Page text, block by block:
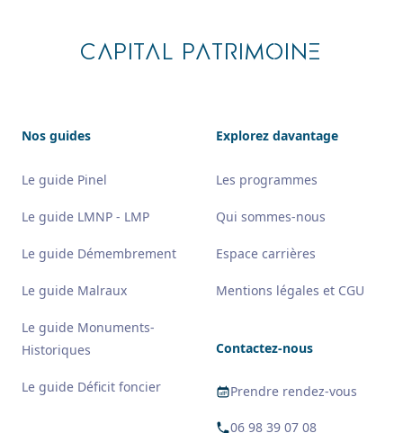
CAPITAL PATRIMOINE
Nos guides
Le guide Pinel
Le guide LMNP - LMP
Le guide Démembrement
Le guide Malraux
Le guide Monuments-
Historiques
Le guide Déficit foncier
Explorez davantage
Les programmes
Qui sommes-nous
Espace carrières
Mentions légales et CGU
Contactez-nous
Prendre rendez-vous
06 98 39 07 08